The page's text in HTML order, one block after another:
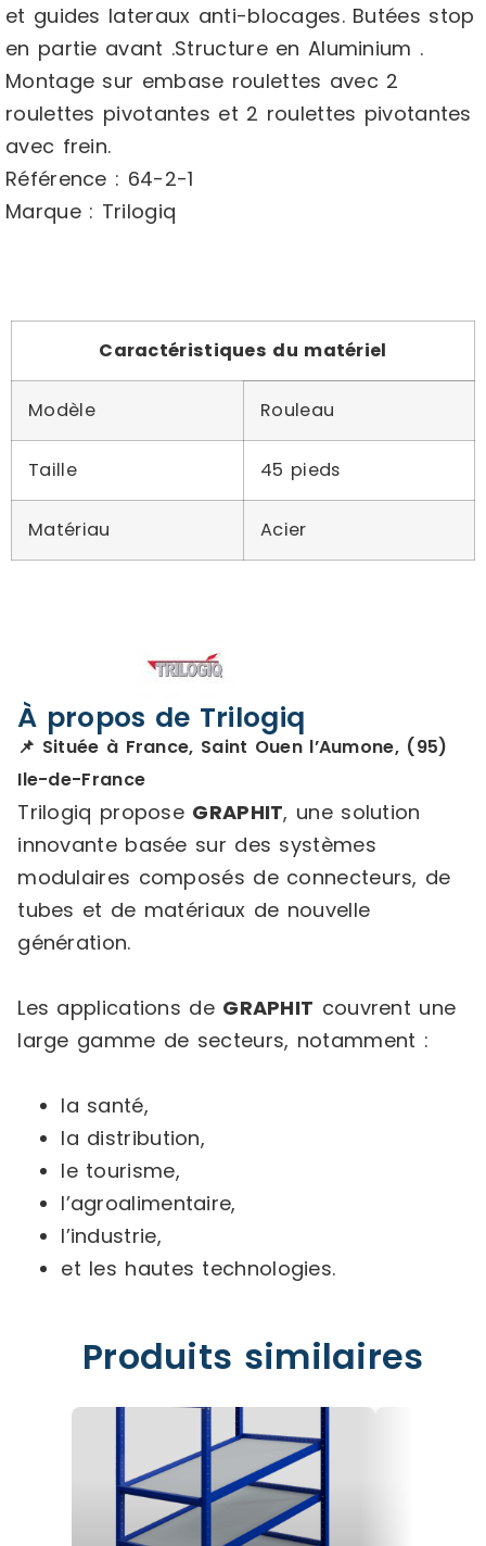
et guides lateraux anti-blocages. Butées stop
en partie avant .Structure en Aluminium .
Montage sur embase roulettes avec 2
roulettes pivotantes et 2 roulettes pivotantes
avec frein.
Référence : 64-2-1
Marque : Trilogiq
Caractéristiques du matériel
Modèle Rouleau
Taille 45 pieds
Matériau Acier
À propos de Trilogiq
📌 Située à France, Saint Ouen l’Aumone, (95)
Ile-de-France
Trilogiq propose GRAPHIT, une solution
innovante basée sur des systèmes
modulaires composés de connecteurs, de
tubes et de matériaux de nouvelle
génération.
Les applications de GRAPHIT couvrent une
large gamme de secteurs, notamment :
la santé,
la distribution,
le tourisme,
l’agroalimentaire,
l’industrie,
et les hautes technologies.
Produits similaires